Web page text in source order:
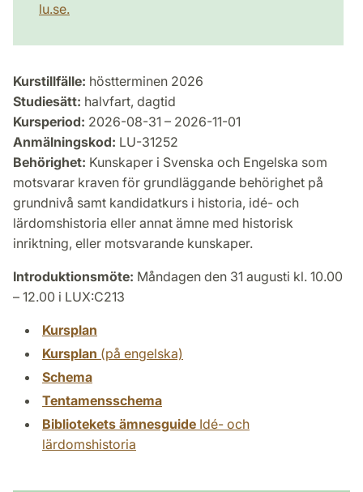
lu.se.
Kurstillfälle: höstterminen 2026
Studiesätt: halvfart, dagtid
Kursperiod: 2026-08-31 – 2026-11-01
Anmälningskod: LU-31252
Behörighet: Kunskaper i Svenska och Engelska som
motsvarar kraven för grundläggande behörighet på
grundnivå samt kandidatkurs i historia, idé- och
lärdomshistoria eller annat ämne med historisk
inriktning, eller motsvarande kunskaper.
Introduktionsmöte: Måndagen den 31 augusti kl. 10.00
– 12.00 i LUX:C213
Kursplan
Kursplan (på engelska)
Schema
Tentamensschema
Bibliotekets ämnesguide Idé- och
lärdomshistoria